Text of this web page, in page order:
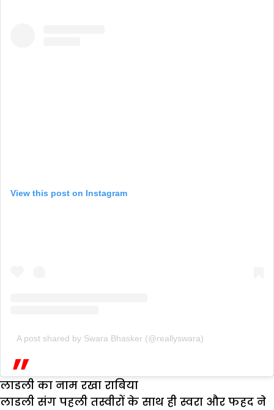
View this post on Instagram
A post shared by Swara Bhasker (@reallyswara)
लाडली का नाम रखा राबिया
लाडली संग पहली तस्वीरों के साथ ही स्वरा और फहद ने